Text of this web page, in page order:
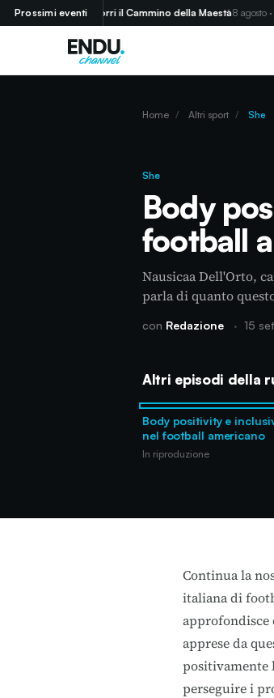
Prossimi eventi
Corri il Cammino della Maestà8 agosto ·
Home / Altri sport / She
She
Body
football
Nausicaa Dell'Orto,
parla di quanto
con Redazione · 15
Altri episodi della
Body positivity e
nel football americano
In riproduzione
Continua la
italiana di
approfondisce
apprese da
positivamente
perseguire i